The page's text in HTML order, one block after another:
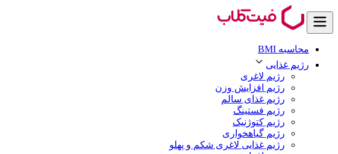
محاسبه BMI
رژیم غذایی
رژیم لاغری
رژیم افزایش وزن
رژیم غذای سالم
رژیم فستینگ
رژیم کتوژنیک
رژیم گیاهخواری
رژیم غذایی لاغری شکم و پهلو